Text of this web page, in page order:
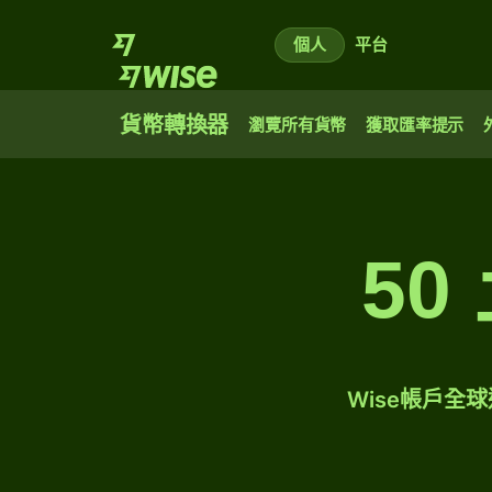
個人 平台
貨幣轉換器 瀏覽所有貨幣 獲取匯率提示
50
Wise帳戶全